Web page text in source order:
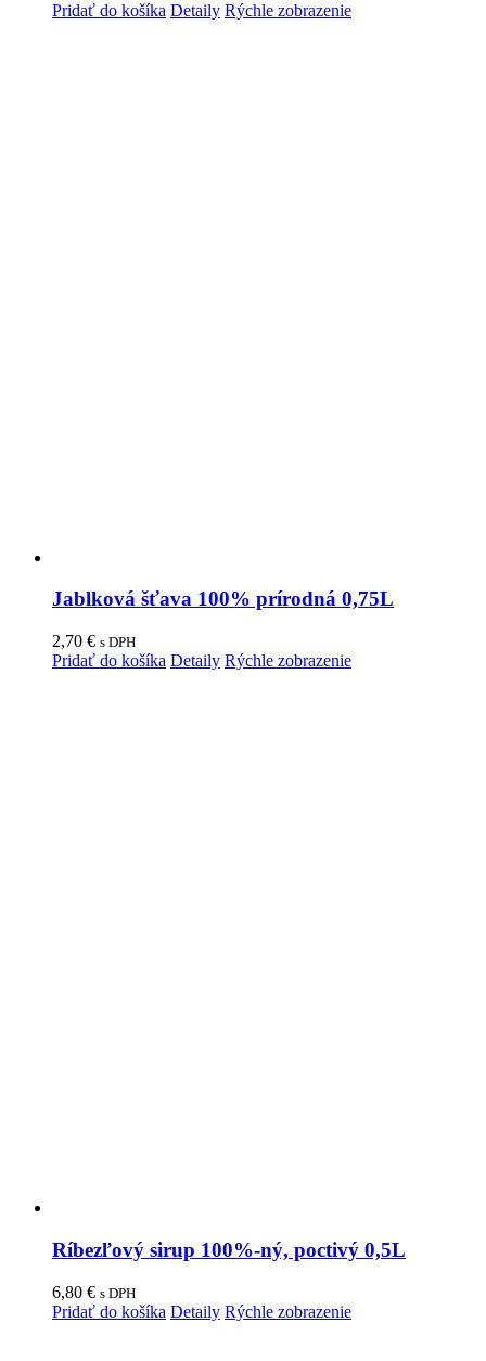
Pridať do košíka Detaily Rýchle zobrazenie
Jablková šťava 100% prírodná 0,75L
2,70 € s DPH
Pridať do košíka Detaily Rýchle zobrazenie
Ríbezľový sirup 100%-ný, poctivý 0,5L
6,80 € s DPH
Pridať do košíka Detaily Rýchle zobrazenie